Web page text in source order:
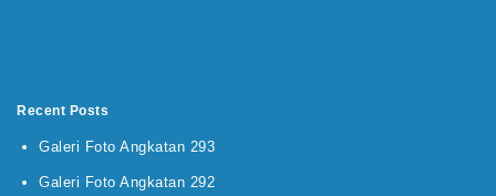
Recent Posts
Galeri Foto Angkatan 293
Galeri Foto Angkatan 292